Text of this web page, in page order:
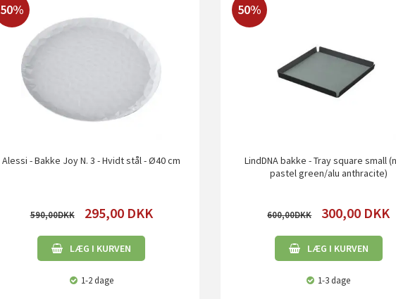
50%
Alessi - Bakke Joy N. 3 - Hvidt stål - Ø40 cm
590,00 295,00 DKK
LÆG I KURVEN
1-2 dage
50%
LindDNA bakke - Tray square small
pastel green/alu anthracite)
600,00 300,00 DKK
LÆG I KURVEN
1-3 dage